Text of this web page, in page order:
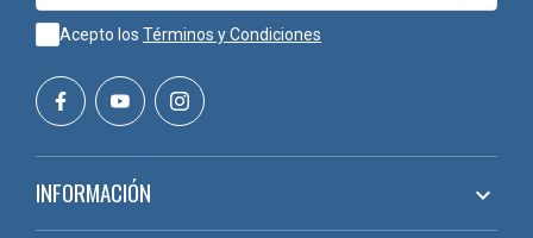
Acepto los Términos y Condiciones
INFORMACIÓN 